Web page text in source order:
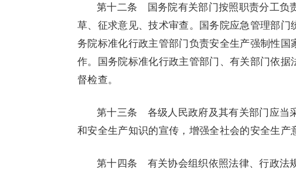
第十二条 国务院有关部门按照职责分工负
草、征求意见、技术审查。国务院应急管理部
务院标准化行政主管部门负责安全生产强制性
作。国务院标准化行政主管部门、有关部门依
督检查。
第十三条 各级人民政府及其有关部门应当
和安全生产知识的宣传，增强全社会的安全生产
第十四条 有关协会组织依照法律、行政法